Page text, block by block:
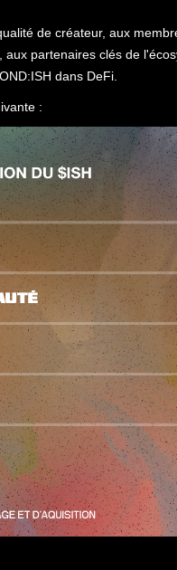
de créateur, aux
partenaires clés de
dans DeFi.
: